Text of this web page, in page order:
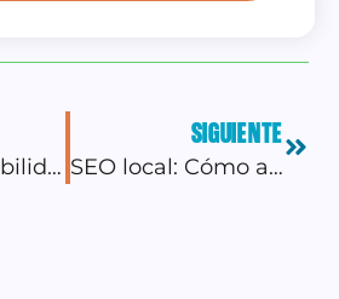
Mejora tu Visibilidad en Internet: Posiciona tu Web.
SIGUIENTE
SEO local: Cómo aumentar la visibilidad de tu negocio en tu área geográfica